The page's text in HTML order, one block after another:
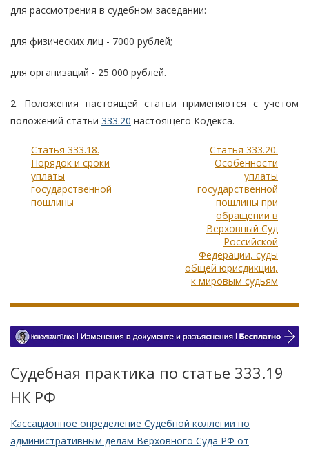
для рассмотрения в судебном заседании:
для физических лиц - 7000 рублей;
для организаций - 25 000 рублей.
2. Положения настоящей статьи применяются с учетом
положений статьи 333.20 настоящего Кодекса.
Статья 333.18.
Порядок и сроки
уплаты
государственной
пошлины
Статья 333.20.
Особенности
уплаты
государственной
пошлины при
обращении в
Верховный Суд
Российской
Федерации, суды
общей юрисдикции,
к мировым судьям
Судебная практика по статье 333.19
НК РФ
Кассационное определение Судебной коллегии по
административным делам Верховного Суда РФ от